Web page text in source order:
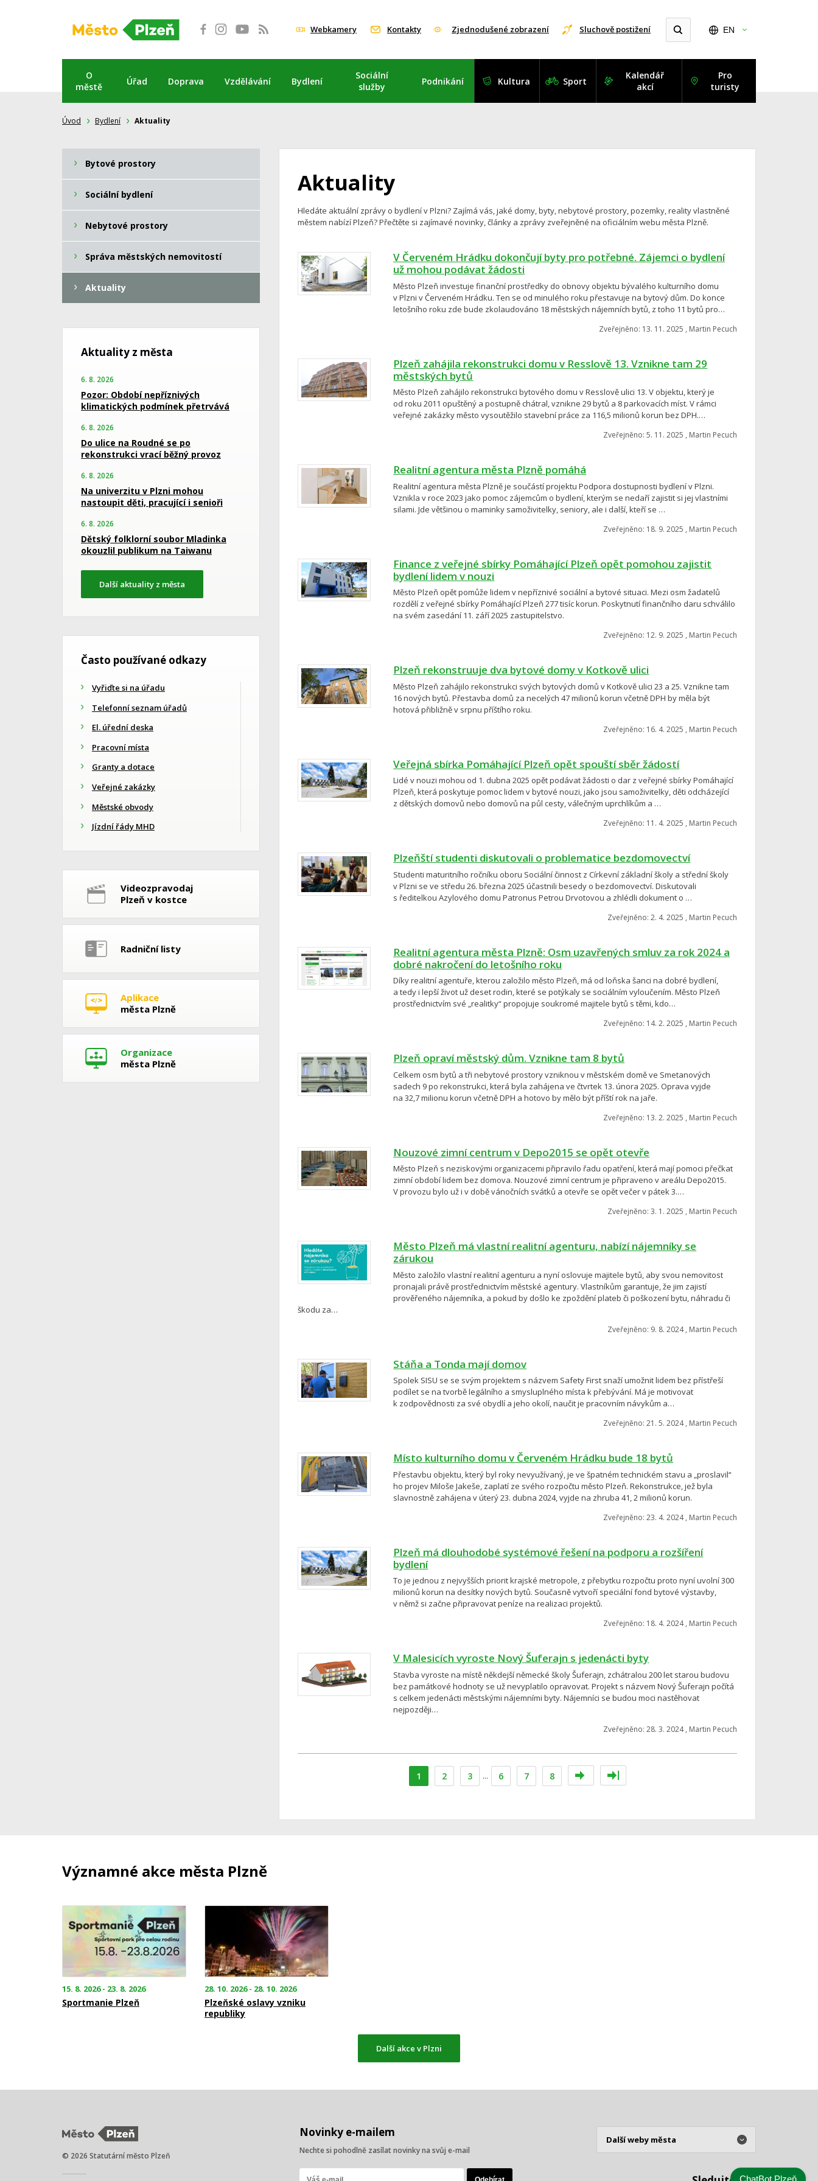
Webkamery Kontakty Zjednodušené zobrazení Sluchově postižení EN
O
městě
Úřad Doprava Vzdělávání Bydlení
Sociální
služby
Podnikání Kultura Sport
Kalendář
akcí
Pro
turisty
Úvod Bydlení Aktuality
Aktuality
Hledáte aktuální zprávy o bydlení v Plzni? Zajímá vás, jaké domy, byty, nebytové prostory, pozemky, reality vlastněné
městem nabízí Plzeň? Přečtěte si zajímavé novinky, články a zprávy zveřejněné na oficiálním webu města Plzně.
V Červeném Hrádku dokončují byty pro potřebné. Zájemci o bydlení
už mohou podávat žádosti
Město Plzeň investuje finanční prostředky do obnovy objektu bývalého kulturního domu
v Plzni v Červeném Hrádku. Ten se od minulého roku přestavuje na bytový dům. Do konce
letošního roku zde bude zkolaudováno 18 městských nájemních bytů, z toho 11 bytů pro…
Zveřejněno: 13. 11. 2025 , Martin Pecuch
Plzeň zahájila rekonstrukci domu v Resslově 13. Vznikne tam 29
městských bytů
Město Plzeň zahájilo rekonstrukci bytového domu v Resslově ulici 13. V objektu, který je
od roku 2011 opuštěný a postupně chátral, vznikne 29 bytů a 8 parkovacích míst. V rámci
veřejné zakázky město vysoutěžilo stavební práce za 116,5 milionů korun bez DPH.…
Zveřejněno: 5. 11. 2025 , Martin Pecuch
Realitní agentura města Plzně pomáhá
Realitní agentura města Plzně je součástí projektu Podpora dostupnosti bydlení v Plzni.
Vznikla v roce 2023 jako pomoc zájemcům o bydlení, kterým se nedaří zajistit si jej vlastními
silami. Jde většinou o maminky samoživitelky, seniory, ale i další, kteří se …
Zveřejněno: 18. 9. 2025 , Martin Pecuch
Finance z veřejné sbírky Pomáhající Plzeň opět pomohou zajistit
bydlení lidem v nouzi
Město Plzeň opět pomůže lidem v nepříznivé sociální a bytové situaci. Mezi osm žadatelů
rozdělí z veřejné sbírky Pomáhající Plzeň 277 tisíc korun. Poskytnutí finančního daru schválilo
na svém zasedání 11. září 2025 zastupitelstvo.
Zveřejněno: 12. 9. 2025 , Martin Pecuch
Plzeň rekonstruuje dva bytové domy v Kotkově ulici
Město Plzeň zahájilo rekonstrukci svých bytových domů v Kotkově ulici 23 a 25. Vznikne tam
16 nových bytů. Přestavba domů za necelých 47 milionů korun včetně DPH by měla být
hotová přibližně v srpnu příštího roku.
Zveřejněno: 16. 4. 2025 , Martin Pecuch
Veřejná sbírka Pomáhající Plzeň opět spouští sběr žádostí
Lidé v nouzi mohou od 1. dubna 2025 opět podávat žádosti o dar z veřejné sbírky Pomáhající
Plzeň, která poskytuje pomoc lidem v bytové nouzi, jako jsou samoživitelky, děti odcházející
z dětských domovů nebo domovů na půl cesty, válečným uprchlíkům a …
Zveřejněno: 11. 4. 2025 , Martin Pecuch
Plzeňští studenti diskutovali o problematice bezdomovectví
Studenti maturitního ročníku oboru Sociální činnost z Církevní základní školy a střední školy
v Plzni se ve středu 26. března 2025 účastnili besedy o bezdomovectví. Diskutovali
s ředitelkou Azylového domu Patronus Petrou Drvotovou a zhlédli dokument o …
Zveřejněno: 2. 4. 2025 , Martin Pecuch
Realitní agentura města Plzně: Osm uzavřených smluv za rok 2024 a
dobré nakročení do letošního roku
Díky realitní agentuře, kterou založilo město Plzeň, má od loňska šanci na dobré bydlení,
a tedy i lepší život už deset rodin, které se potýkaly se sociálním vyloučením. Město Plzeň
prostřednictvím své „realitky“ propojuje soukromé majitele bytů s těmi, kdo…
Zveřejněno: 14. 2. 2025 , Martin Pecuch
Plzeň opraví městský dům. Vznikne tam 8 bytů
Celkem osm bytů a tři nebytové prostory vzniknou v městském domě ve Smetanových
sadech 9 po rekonstrukci, která byla zahájena ve čtvrtek 13. února 2025. Oprava vyjde
na 32,7 milionu korun včetně DPH a hotovo by mělo být příští rok na jaře.
Zveřejněno: 13. 2. 2025 , Martin Pecuch
Nouzové zimní centrum v Depo2015 se opět otevře
Město Plzeň s neziskovými organizacemi připravilo řadu opatření, která mají pomoci přečkat
zimní období lidem bez domova. Nouzové zimní centrum je připraveno v areálu Depo2015.
V provozu bylo už i v době vánočních svátků a otevře se opět večer v pátek 3.…
Zveřejněno: 3. 1. 2025 , Martin Pecuch
Město Plzeň má vlastní realitní agenturu, nabízí nájemníky se
zárukou
Město založilo vlastní realitní agenturu a nyní oslovuje majitele bytů, aby svou nemovitost
pronajali právě prostřednictvím městské agentury. Vlastníkům garantuje, že jim zajistí
prověřeného nájemníka, a pokud by došlo ke zpoždění plateb či poškození bytu, náhradu či
škodu za…
Zveřejněno: 9. 8. 2024 , Martin Pecuch
Stáňa a Tonda mají domov
Spolek SISU se se svým projektem s názvem Safety First snaží umožnit lidem bez přístřeší
podílet se na tvorbě legálního a smysluplného místa k přebývání. Má je motivovat
k zodpovědnosti za své obydlí a jeho okolí, naučit je pracovním návykům a…
Zveřejněno: 21. 5. 2024 , Martin Pecuch
Místo kulturního domu v Červeném Hrádku bude 18 bytů
Přestavbu objektu, který byl roky nevyužívaný, je ve špatném technickém stavu a „proslavil“
ho projev Miloše Jakeše, zaplatí ze svého rozpočtu město Plzeň. Rekonstrukce, jež byla
slavnostně zahájena v úterý 23. dubna 2024, vyjde na zhruba 41, 2 milionů korun.
Zveřejněno: 23. 4. 2024 , Martin Pecuch
Plzeň má dlouhodobé systémové řešení na podporu a rozšíření
bydlení
To je jednou z nejvyšších priorit krajské metropole, z přebytku rozpočtu proto nyní uvolní 300
milionů korun na desítky nových bytů. Současně vytvoří speciální fond bytové výstavby,
v němž si začne připravovat peníze na realizaci projektů.
Zveřejněno: 18. 4. 2024 , Martin Pecuch
V Malesicích vyroste Nový Šuferajn s jedenácti byty
Stavba vyroste na místě někdejší německé školy Šuferajn, zchátralou 200 let starou budovu
bez památkové hodnoty se už nevyplatilo opravovat. Projekt s názvem Nový Šuferajn počítá
s celkem jedenácti městskými nájemními byty. Nájemníci se budou moci nastěhovat
nejpozději…
Zveřejněno: 28. 3. 2024 , Martin Pecuch
1 2 3 ... 6 7 8
Bytové prostory
Sociální bydlení
Nebytové prostory
Správa městských nemovitostí
Aktuality
Aktuality z města
6. 8. 2026
Pozor: Období nepříznivých
klimatických podmínek přetrvává
6. 8. 2026
Do ulice na Roudné se po
rekonstrukci vrací běžný provoz
6. 8. 2026
Na univerzitu v Plzni mohou
nastoupit děti, pracující i senioři
6. 8. 2026
Dětský folklorní soubor Mladinka
okouzlil publikum na Taiwanu
Další aktuality z města
Často používané odkazy
Vyřiďte si na úřadu
Telefonní seznam úřadů
El. úřední deska
Pracovní místa
Granty a dotace
Veřejné zakázky
Městské obvody
Jízdní řády MHD
Videozpravodaj
Plzeň v kostce
Radniční listy
Aplikace
města Plzně
Organizace
města Plzně
Významné akce města Plzně
15. 8. 2026 - 23. 8. 2026
Sportmanie Plzeň
28. 10. 2026 - 28. 10. 2026
Plzeňské oslavy vzniku
republiky
Další akce v Plzni
Novinky e-mailem
Nechte si pohodlně zasílat novinky na svůj e-mail
© 2026 Statutární město Plzeň
ChatBot Plzeň